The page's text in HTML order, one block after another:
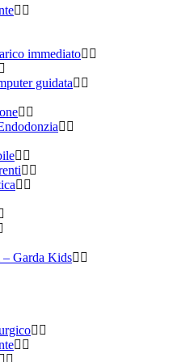
immediato
guidata
– Garda Kids